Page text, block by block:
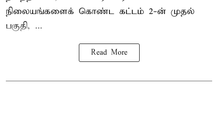
நிலையங்களைக் கொண்ட கட்டம் 2-ன் முதல்
பகுதி, ...
Read More